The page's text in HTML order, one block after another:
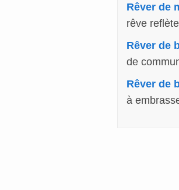
Rêver de
rêve
Rêver de
de
Rêver de
à